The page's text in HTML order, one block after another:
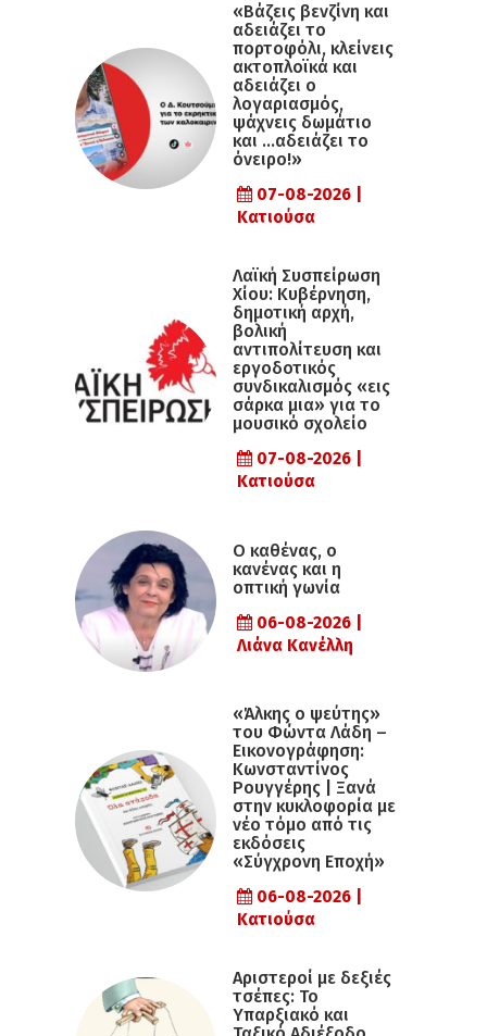
«Βάζεις βενζίνη και
αδειάζει το
πορτοφόλι, κλείνεις
ακτοπλοϊκά και
αδειάζει ο
λογαριασμός,
ψάχνεις δωμάτιο
και …αδειάζει το
όνειρο!»
07-08-2026 |
Κατιούσα
Λαϊκή Συσπείρωση
Χίου: Κυβέρνηση,
δημοτική αρχή,
βολική
αντιπολίτευση και
εργοδοτικός
συνδικαλισμός «εις
σάρκα μια» για το
μουσικό σχολείο
07-08-2026 |
Κατιούσα
Ο καθένας, ο
κανένας και η
οπτική γωνία
06-08-2026 |
Λιάνα Κανέλλη
«Άλκης ο ψεύτης»
του Φώντα Λάδη –
Εικονογράφηση:
Κωνσταντίνος
Ρουγγέρης | Ξανά
στην κυκλοφορία με
νέο τόμο από τις
εκδόσεις
«Σύγχρονη Εποχή»
06-08-2026 |
Κατιούσα
Αριστεροί με δεξιές
τσέπες: Το
Υπαρξιακό και